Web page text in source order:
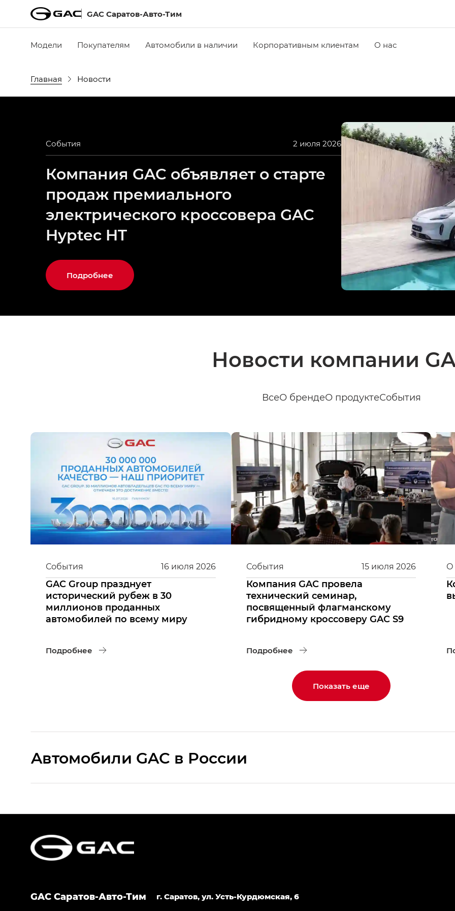
GAC Саратов-Авто-Тим
Модели Покупателям Автомобили в наличии Корпоративным клиентам О нас
Главная Новости
События 2 июля 2026
Компания GAC объявляет о старте
продаж премиального
электрического кроссовера GAC
Hyptec HT
Подробнее
Новости компании
ВсеО брендеО продуктеСобытия
16 июля 2026
События
GAC Group празднует
исторический рубеж в 30
миллионов проданных
автомобилей по всему миру
Подробнее
15 июля 2026
События
Компания GAC провела
технический семинар,
посвященный флагманскому
гибридному кроссоверу GAC S9
Подробнее
О
Показать еще
Aвтомобили GAC в России
HYPTEC HT — Хайптек Эйч Ти (HYPTEC HT) в комплектации Экс ПРЕМИУМ — EX PREMIUM
GS8 — Джи Эс 8 (GS8) в комплектациях Джи Эс 8 ТРЭВЕЛЛЕР — GS8 TRAVELLER, Джи Икс
GAC Саратов-Авто-Тим г. Саратов, ул. Усть-Курдюмская, 6